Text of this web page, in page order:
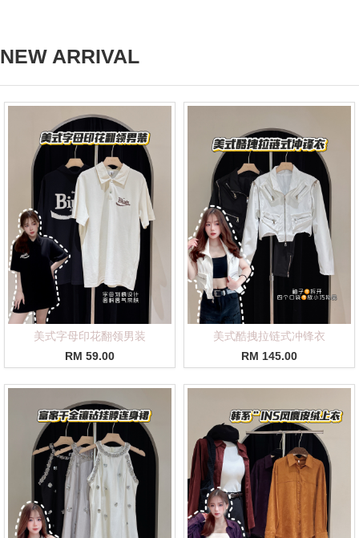
NEW ARRIVAL
美式字母印花翻领男装
RM 59.00
美式酷拽拉链式冲锋衣
RM 145.00